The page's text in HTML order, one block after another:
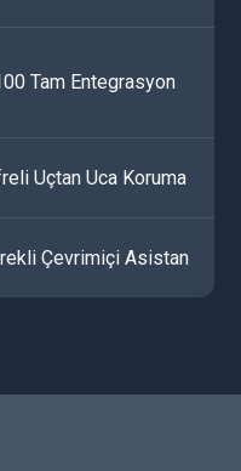
Tam Entegrasyon
Uçtan Uca Koruma
Çevrimiçi Asistan